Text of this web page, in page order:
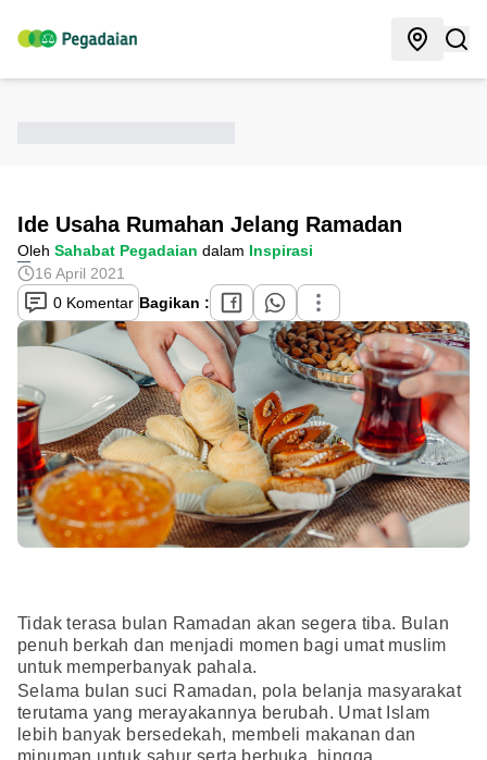
Ide Usaha Rumahan Jelang Ramadan
Oleh Sahabat Pegadaian dalam Inspirasi
16 April 2021
0 Komentar Bagikan :
Tidak terasa bulan Ramadan akan segera tiba. Bulan
penuh berkah dan menjadi momen bagi umat muslim
untuk memperbanyak pahala.
Selama bulan suci Ramadan, pola belanja masyarakat
terutama yang merayakannya berubah. Umat Islam
lebih banyak bersedekah, membeli makanan dan
minuman untuk sahur serta berbuka, hingga